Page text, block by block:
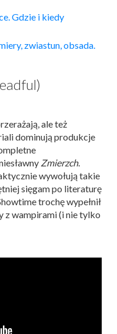
Gdzie i kiedy
zwiastun, obsada.
ale też
dominują produkcje
Zmierzch.
wywołują takie
sięgam po literaturę
trochę wypełnił
z wampirami (i nie tylko